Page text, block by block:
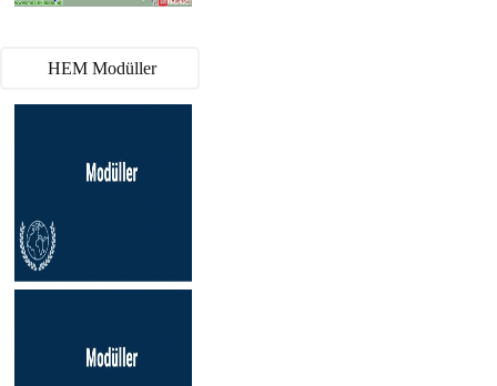
HEM Modüller